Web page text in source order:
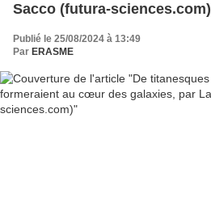
Sacco (futura-sciences.com)
Publié le 25/08/2024 à 13:49
Par ERASME